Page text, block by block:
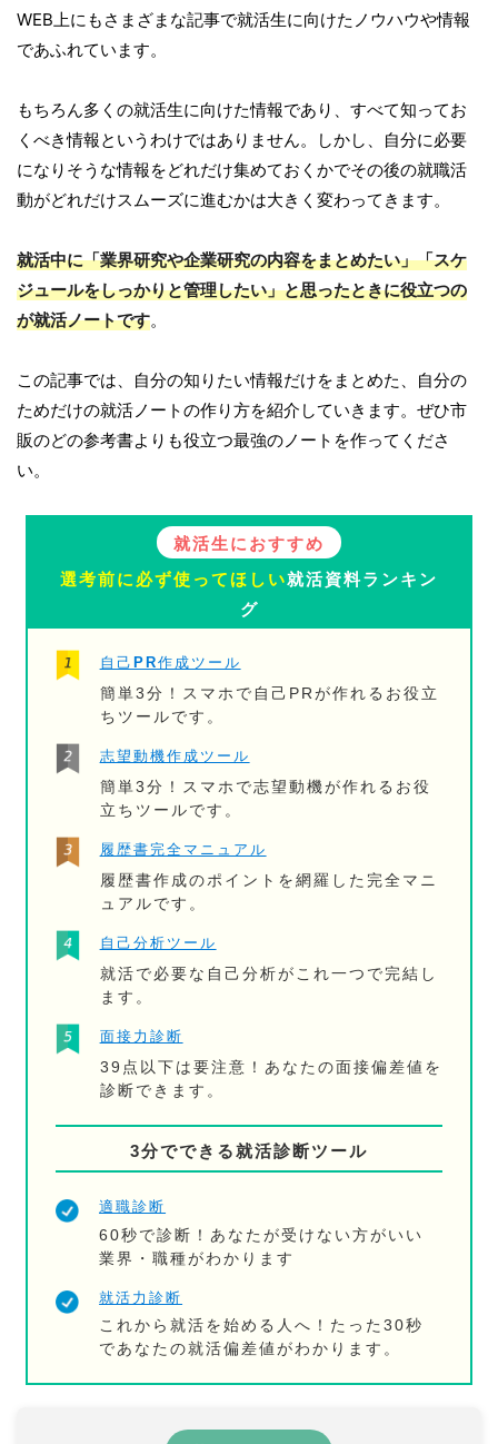
WEB上にもさまざまな記事で就活生に向けたノウハウや情報
であふれています。
もちろん多くの就活生に向けた情報であり、すべて知ってお
くべき情報というわけではありません。しかし、自分に必要
になりそうな情報をどれだけ集めておくかでその後の就職活
動がどれだけスムーズに進むかは大きく変わってきます。
就活中に「業界研究や企業研究の内容をまとめたい」「スケ
ジュールをしっかりと管理したい」と思ったときに役立つの
が就活ノートです。
この記事では、自分の知りたい情報だけをまとめた、自分の
ためだけの就活ノートの作り方を紹介していきます。ぜひ市
販のどの参考書よりも役立つ最強のノートを作ってくださ
い。
就活生におすすめ
選考前に必ず使ってほしい就活資料ランキン
グ
自己PR作成ツール
簡単3分！スマホで自己PRが作れるお役立
ちツールです。
志望動機作成ツール
簡単3分！スマホで志望動機が作れるお役
立ちツールです。
履歴書完全マニュアル
履歴書作成のポイントを網羅した完全マニ
ュアルです。
自己分析ツール
就活で必要な自己分析がこれ一つで完結し
ます。
面接力診断
39点以下は要注意！あなたの面接偏差値を
診断できます。
3分でできる就活診断ツール
適職診断
60秒で診断！あなたが受けない方がいい
業界・職種がわかります
就活力診断
これから就活を始める人へ！たった30秒
であなたの就活偏差値がわかります。